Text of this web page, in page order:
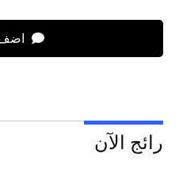
رائج الآن